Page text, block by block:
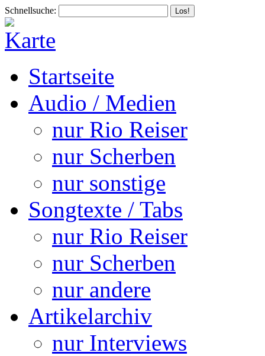
Schnellsuche:
Startseite
Audio / Medien
nur Rio Reiser
nur Scherben
nur sonstige
Songtexte / Tabs
nur Rio Reiser
nur Scherben
nur andere
Artikelarchiv
nur Interviews